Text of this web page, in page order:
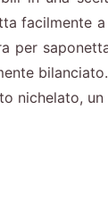
facilmente
per
nichelato,